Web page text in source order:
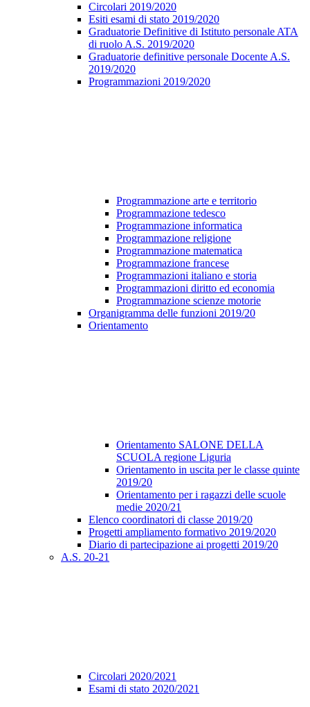
Circolari 2019/2020
Esiti esami di stato 2019/2020
Graduatorie Definitive di Istituto personale ATA
di ruolo A.S. 2019/2020
Graduatorie definitive personale Docente A.S.
2019/2020
Programmazioni 2019/2020
Programmazione arte e territorio
Programmazione tedesco
Programmazione informatica
Programmazione religione
Programmazione matematica
Programmazione francese
Programmazioni italiano e storia
Programmazioni diritto ed economia
Programmazione scienze motorie
Organigramma delle funzioni 2019/20
Orientamento
Orientamento SALONE DELLA
SCUOLA regione Liguria
Orientamento in uscita per le classe quinte
2019/20
Orientamento per i ragazzi delle scuole
medie 2020/21
Elenco coordinatori di classe 2019/20
Progetti ampliamento formativo 2019/2020
Diario di partecipazione ai progetti 2019/20
A.S. 20-21
Circolari 2020/2021
Esami di stato 2020/2021